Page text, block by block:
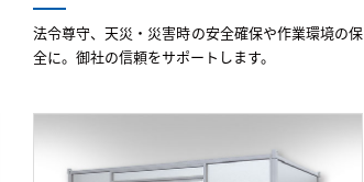
法令尊守、天災・災害時の安全確保や作業環境の保
全に。御社の信頼をサポートします。